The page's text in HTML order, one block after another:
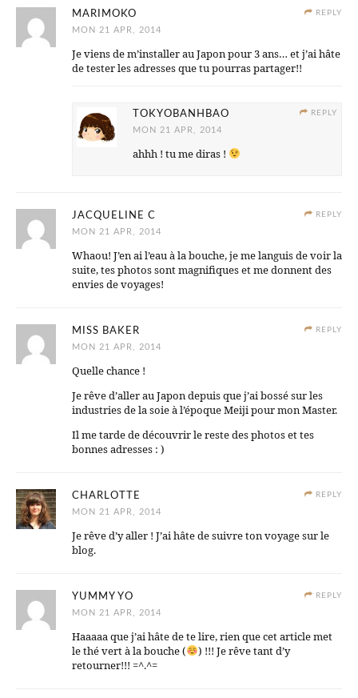
REPLY
MARIMOKO
MON 21 APR, 2014
Je viens de m’installer au Japon pour 3 ans… et j’ai hâte
de tester les adresses que tu pourras partager!!
REPLY
TOKYOBANHBAO
MON 21 APR, 2014
ahhh ! tu me diras !
REPLY
JACQUELINE C
MON 21 APR, 2014
Whaou! J’en ai l’eau à la bouche, je me languis de voir la
suite, tes photos sont magnifiques et me donnent des
envies de voyages!
REPLY
MISS BAKER
MON 21 APR, 2014
Quelle chance !
Je rêve d’aller au Japon depuis que j’ai bossé sur les
industries de la soie à l’époque Meiji pour mon Master.
Il me tarde de découvrir le reste des photos et tes
bonnes adresses : )
REPLY
CHARLOTTE
MON 21 APR, 2014
Je rêve d’y aller ! J’ai hâte de suivre ton voyage sur le
blog.
REPLY
YUMMY YO
MON 21 APR, 2014
Haaaaa que j’ai hâte de te lire, rien que cet article met
le thé vert à la bouche (
) !!! Je rêve tant d’y
retourner!!! =^.^=